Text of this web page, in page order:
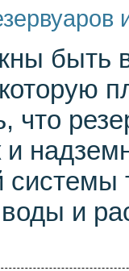
быть
что
и
и